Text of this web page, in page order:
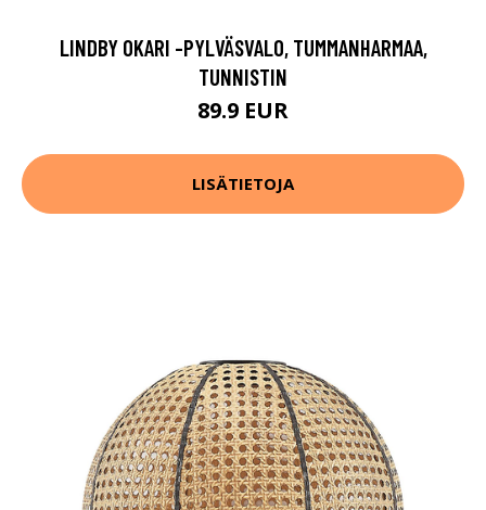
LINDBY OKARI -PYLVÄSVALO, TUMMANHARMAA,
TUNNISTIN
89.9 EUR
LISÄTIETOJA